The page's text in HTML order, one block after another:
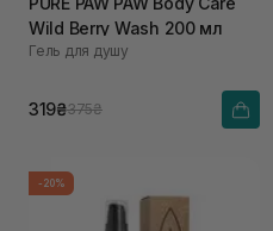
Wild Berry Wash 200 мл
Гель для душу
319₴375₴
-20%